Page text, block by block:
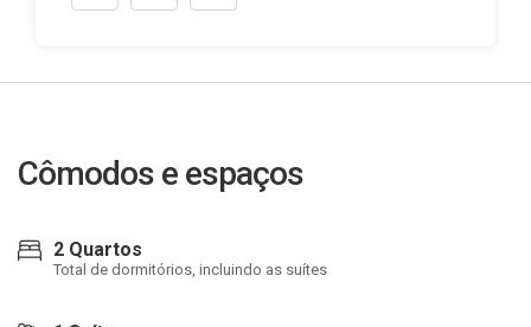
Cômodos e espaços
2 Quartos
Total de dormitórios, incluindo as suítes